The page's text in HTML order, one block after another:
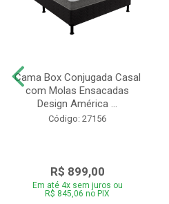
Cama Box Conjugada Casal
com Molas Ensacadas
Design América ...
Código: 27156
R$ 899,00
Em até 4x sem juros ou
R$ 845,06 no PIX